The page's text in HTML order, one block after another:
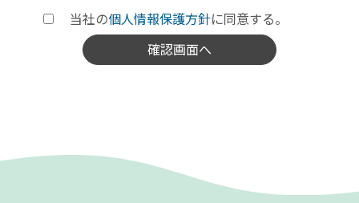
当社の個人情報保護方針に同意する。